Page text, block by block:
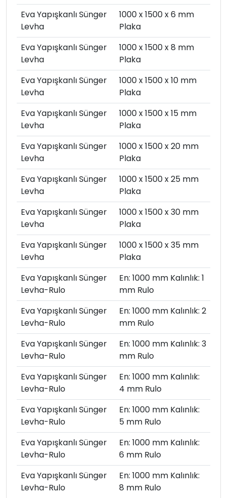
Eva Yapışkanlı Sünger
Levha
1000 x 1500 x 6 mm
Plaka
Eva Yapışkanlı Sünger
Levha
1000 x 1500 x 8 mm
Plaka
Eva Yapışkanlı Sünger
Levha
1000 x 1500 x 10 mm
Plaka
Eva Yapışkanlı Sünger
Levha
1000 x 1500 x 15 mm
Plaka
Eva Yapışkanlı Sünger
Levha
1000 x 1500 x 20 mm
Plaka
Eva Yapışkanlı Sünger
Levha
1000 x 1500 x 25 mm
Plaka
Eva Yapışkanlı Sünger
Levha
1000 x 1500 x 30 mm
Plaka
Eva Yapışkanlı Sünger
Levha
1000 x 1500 x 35 mm
Plaka
Eva Yapışkanlı Sünger
Levha-Rulo
En: 1000 mm Kalınlık: 1
mm Rulo
Eva Yapışkanlı Sünger
Levha-Rulo
En: 1000 mm Kalınlık: 2
mm Rulo
Eva Yapışkanlı Sünger
Levha-Rulo
En: 1000 mm Kalınlık: 3
mm Rulo
Eva Yapışkanlı Sünger
Levha-Rulo
En: 1000 mm Kalınlık:
4 mm Rulo
Eva Yapışkanlı Sünger
Levha-Rulo
En: 1000 mm Kalınlık:
5 mm Rulo
Eva Yapışkanlı Sünger
Levha-Rulo
En: 1000 mm Kalınlık:
6 mm Rulo
Eva Yapışkanlı Sünger
Levha-Rulo
En: 1000 mm Kalınlık:
8 mm Rulo